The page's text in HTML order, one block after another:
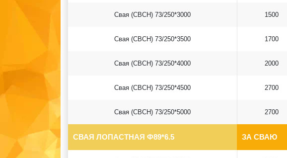
Свая (СВСН) 73/250*3000 1500
Свая (СВСН) 73/250*3500 1700
Свая (СВСН) 73/250*4000 2000
Свая (СВСН) 73/250*4500 2700
Свая (СВСН) 73/250*5000 2700
СВАЯ ЛОПАСТНАЯ Ф89*6.5 ЗА СВАЮ